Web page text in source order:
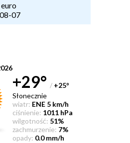
07
+29° / +25°
Słonecznie
wiatr: ENE 5 km/h
ciśnienie: 1011 hPa
wilgotność: 51%
zachmurzenie: 7%
opady: 0.0 mm/h